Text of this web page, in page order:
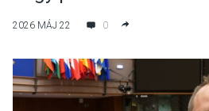
2026 MÁJ 22 0